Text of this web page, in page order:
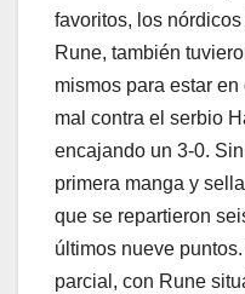
favoritos, los
Rune, también
mismos para estar
mal contra el serbio
encajando un 3-0.
primera manga y
que se repartieron
últimos nueve
parcial, con Rune